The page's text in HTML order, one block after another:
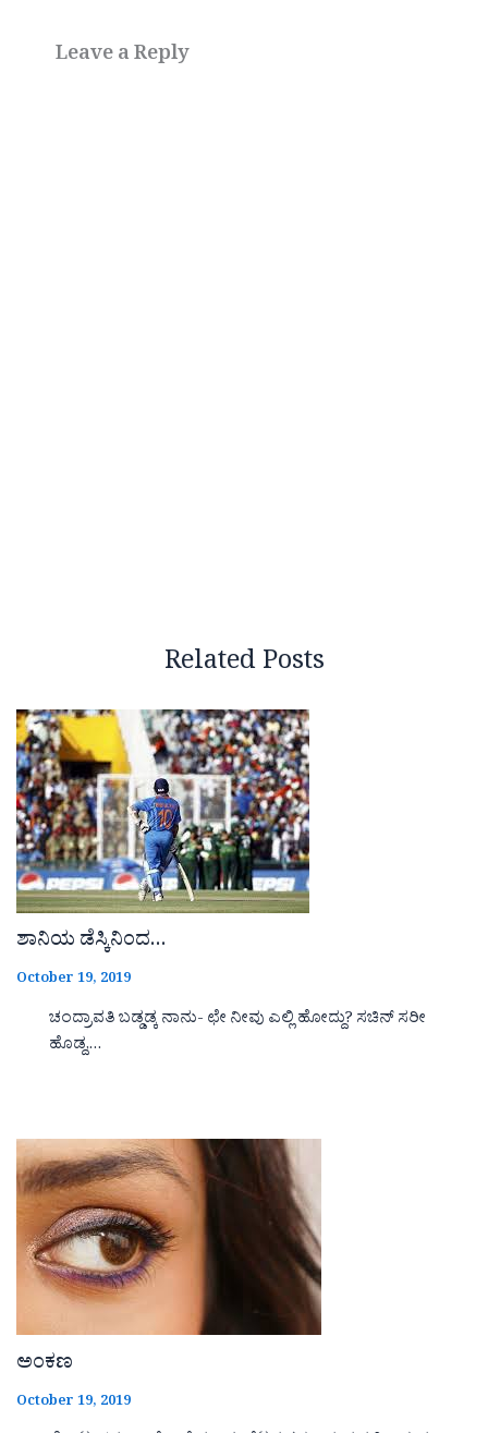
Leave a Reply
Related Posts
ಶಾನಿಯ ಡೆಸ್ಕಿನಿಂದ…
October 19, 2019
ಚಂದ್ರಾವತಿ ಬಡ್ಡಡ್ಕ ನಾನು- ಛೇ ನೀವು ಎಲ್ಲಿ ಹೋದ್ದು? ಸಚಿನ್ ಸರೀ
ಹೊಡ್ದ,…
ಅಂಕಣ
October 19, 2019